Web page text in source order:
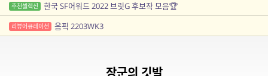
추천셀렉션 한국 SF어워드 2022 브릿G 후보작 모음🏆
리뷰어큐레이션 옴픽 2203WK3
장군의 깃발